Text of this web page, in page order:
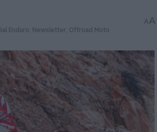
Enduro Newsletter Offroad Moto
AA